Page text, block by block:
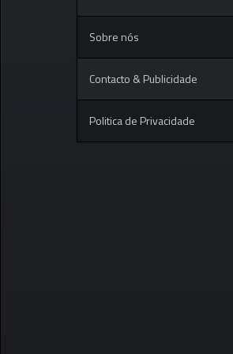
Sobre nós
Contacto & Publicidade
Politica de Privacidade